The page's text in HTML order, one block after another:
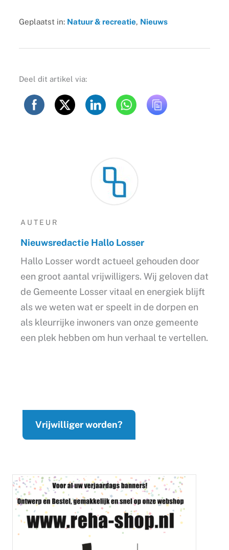
Geplaatst in: Natuur & recreatie, Nieuws
Deel dit artikel via:
AUTEUR
Nieuwsredactie Hallo Losser
Hallo Losser wordt actueel gehouden door
een groot aantal vrijwilligers. Wij geloven dat
de Gemeente Losser vitaal en energiek blijft
als we weten wat er speelt in de dorpen en
als kleurrijke inwoners van onze gemeente
een plek hebben om hun verhaal te vertellen.
Vrijwilliger worden?